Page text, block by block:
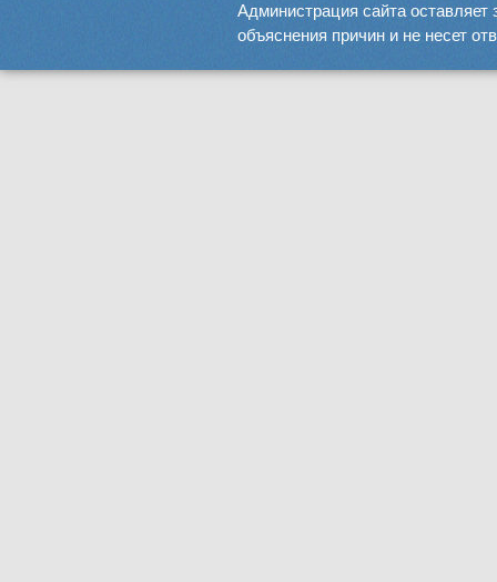
Администрация сайта оставляет
объяснения причин и не несет